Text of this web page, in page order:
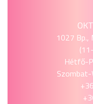
1027 Bp.,
Hétfő-
Szombat-